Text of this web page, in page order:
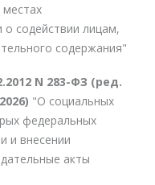
о содействии лицам,
содержания"
N 283-ФЗ (ред.
"О социальных
федеральных
и внесении
акты